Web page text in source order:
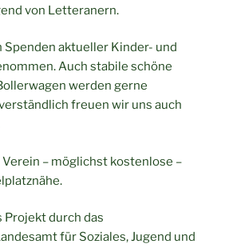
von Letteranern.
Spenden aktueller Kinder- und
Auch stabile schöne
werden gerne
freuen wir uns auch
– möglichst kostenlose –
durch das
für Soziales, Jugend und